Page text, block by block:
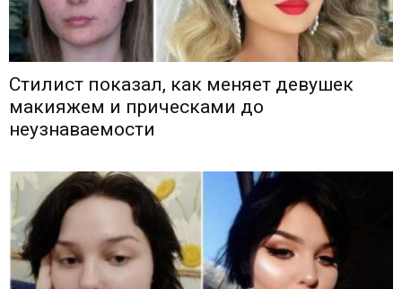
Стилист показал, как меняет девушек
макияжем и прическами до
неузнаваемости